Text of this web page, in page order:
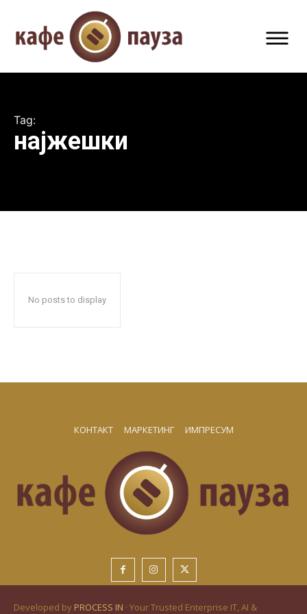
Tag:
најжешки
No posts to display
КОНТАКТ МАРКЕТИНГ ИМПРЕСУМ
Developed by PROCESS IN · Your Trusted Enterprise IT, AI &